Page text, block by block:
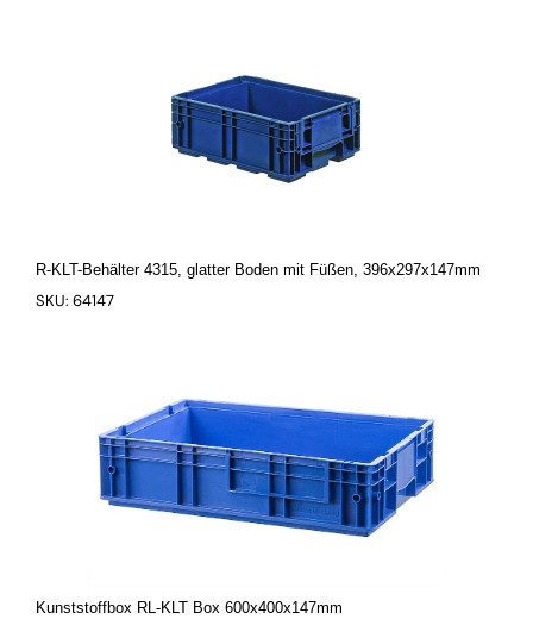
R-KLT-Behälter 4315, glatter Boden mit Füßen, 396x297x147mm
SKU: 64147
Kunststoffbox RL-KLT Box 600x400x147mm